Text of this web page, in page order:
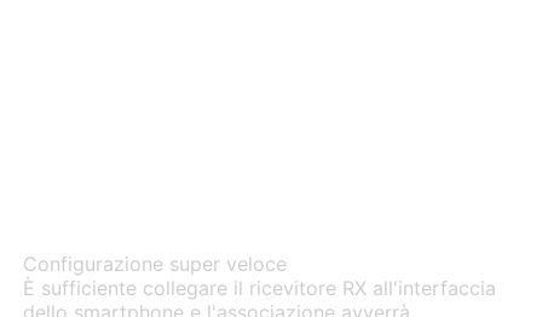
Configurazione super veloce
È sufficiente collegare il ricevitore RX all'interfaccia